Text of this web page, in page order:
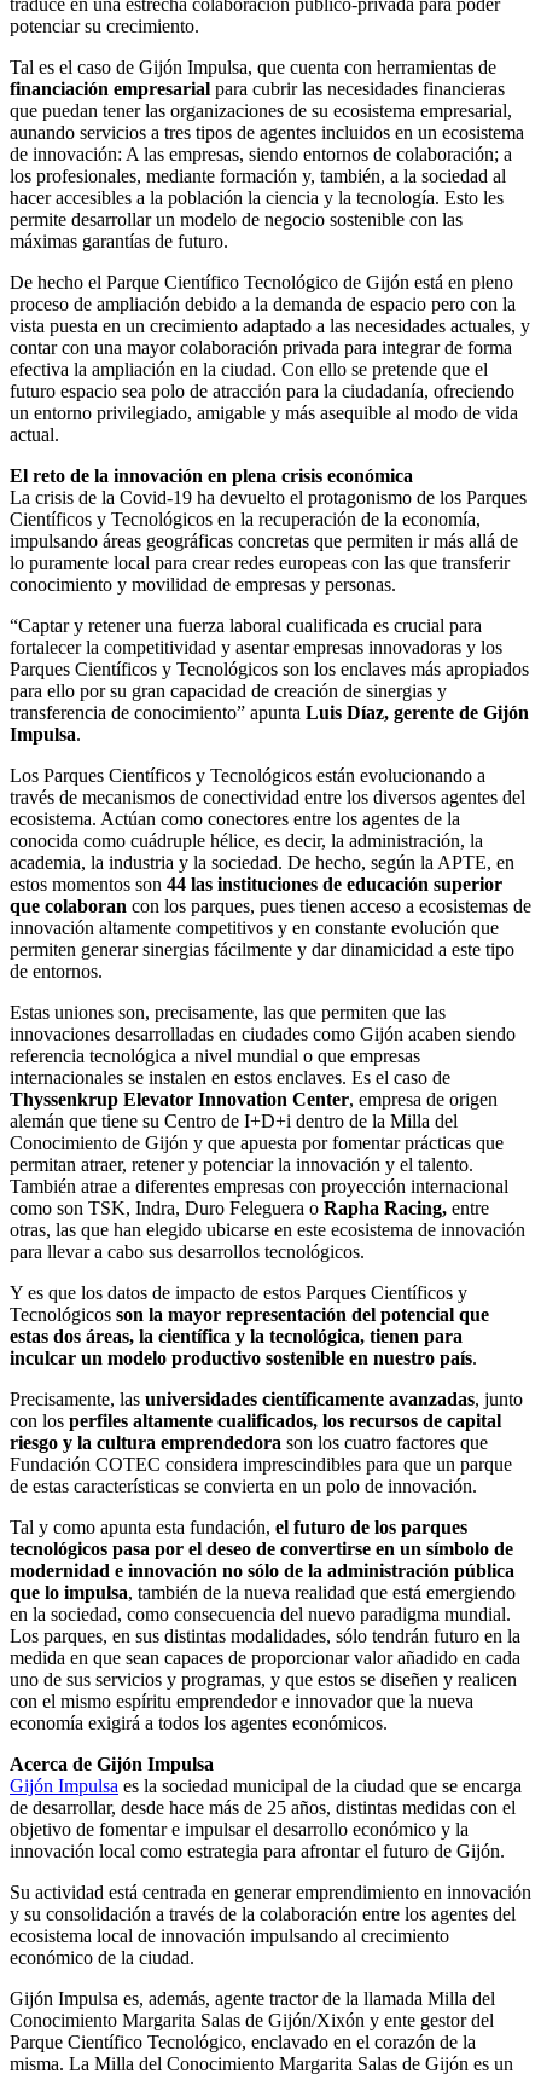
potenciar su crecimiento.
Tal es el caso de Gijón Impulsa, que cuenta con herramientas de
financiación empresarial para cubrir las necesidades financieras
que puedan tener las organizaciones de su ecosistema empresarial,
aunando servicios a tres tipos de agentes incluidos en un ecosistema
de innovación: A las empresas, siendo entornos de colaboración; a
los profesionales, mediante formación y, también, a la sociedad al
hacer accesibles a la población la ciencia y la tecnología. Esto les
permite desarrollar un modelo de negocio sostenible con las
máximas garantías de futuro.
De hecho el Parque Científico Tecnológico de Gijón está en pleno
proceso de ampliación debido a la demanda de espacio pero con la
vista puesta en un crecimiento adaptado a las necesidades actuales, y
contar con una mayor colaboración privada para integrar de forma
efectiva la ampliación en la ciudad. Con ello se pretende que el
futuro espacio sea polo de atracción para la ciudadanía, ofreciendo
un entorno privilegiado, amigable y más asequible al modo de vida
actual.
El reto de la innovación en plena crisis económica
La crisis de la Covid-19 ha devuelto el protagonismo de los Parques
Científicos y Tecnológicos en la recuperación de la economía,
impulsando áreas geográficas concretas que permiten ir más allá de
lo puramente local para crear redes europeas con las que transferir
conocimiento y movilidad de empresas y personas.
“Captar y retener una fuerza laboral cualificada es crucial para
fortalecer la competitividad y asentar empresas innovadoras y los
Parques Científicos y Tecnológicos son los enclaves más apropiados
para ello por su gran capacidad de creación de sinergias y
transferencia de conocimiento” apunta Luis Díaz, gerente de Gijón
Impulsa.
Los Parques Científicos y Tecnológicos están evolucionando a
través de mecanismos de conectividad entre los diversos agentes del
ecosistema. Actúan como conectores entre los agentes de la
conocida como cuádruple hélice, es decir, la administración, la
academia, la industria y la sociedad. De hecho, según la APTE, en
estos momentos son 44 las instituciones de educación superior
que colaboran con los parques, pues tienen acceso a ecosistemas de
innovación altamente competitivos y en constante evolución que
permiten generar sinergias fácilmente y dar dinamicidad a este tipo
de entornos.
Estas uniones son, precisamente, las que permiten que las
innovaciones desarrolladas en ciudades como Gijón acaben siendo
referencia tecnológica a nivel mundial o que empresas
internacionales se instalen en estos enclaves. Es el caso de
Thyssenkrup Elevator Innovation Center, empresa de origen
alemán que tiene su Centro de I+D+i dentro de la Milla del
Conocimiento de Gijón y que apuesta por fomentar prácticas que
permitan atraer, retener y potenciar la innovación y el talento.
También atrae a diferentes empresas con proyección internacional
como son TSK, Indra, Duro Feleguera o Rapha Racing, entre
otras, las que han elegido ubicarse en este ecosistema de innovación
para llevar a cabo sus desarrollos tecnológicos.
Y es que los datos de impacto de estos Parques Científicos y
Tecnológicos son la mayor representación del potencial que
estas dos áreas, la científica y la tecnológica, tienen para
inculcar un modelo productivo sostenible en nuestro país.
Precisamente, las universidades científicamente avanzadas, junto
con los perfiles altamente cualificados, los recursos de capital
riesgo y la cultura emprendedora son los cuatro factores que
Fundación COTEC considera imprescindibles para que un parque
de estas características se convierta en un polo de innovación.
Tal y como apunta esta fundación, el futuro de los parques
tecnológicos pasa por el deseo de convertirse en un símbolo de
modernidad e innovación no sólo de la administración pública
que lo impulsa, también de la nueva realidad que está emergiendo
en la sociedad, como consecuencia del nuevo paradigma mundial.
Los parques, en sus distintas modalidades, sólo tendrán futuro en la
medida en que sean capaces de proporcionar valor añadido en cada
uno de sus servicios y programas, y que estos se diseñen y realicen
con el mismo espíritu emprendedor e innovador que la nueva
economía exigirá a todos los agentes económicos.
Acerca de Gijón Impulsa
Gijón Impulsa es la sociedad municipal de la ciudad que se encarga
de desarrollar, desde hace más de 25 años, distintas medidas con el
objetivo de fomentar e impulsar el desarrollo económico y la
innovación local como estrategia para afrontar el futuro de Gijón.
Su actividad está centrada en generar emprendimiento en innovación
y su consolidación a través de la colaboración entre los agentes del
ecosistema local de innovación impulsando al crecimiento
económico de la ciudad.
Gijón Impulsa es, además, agente tractor de la llamada Milla del
Conocimiento Margarita Salas de Gijón/Xixón y ente gestor del
Parque Científico Tecnológico, enclavado en el corazón de la
misma. La Milla del Conocimiento Margarita Salas de Gijón es un